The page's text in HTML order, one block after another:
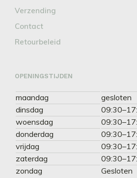
Verzending
Contact
Retourbeleid
OPENINGSTIJDEN
maandag
gesloten
dinsdag
woensdag
donderdag
vrijdag
zaterdag
zondag
Gesloten